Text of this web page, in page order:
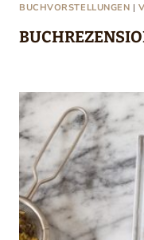
BUCHVORSTELLUNGEN |